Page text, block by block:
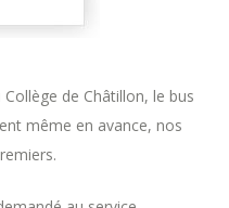
de Châtillon, le bus
même en avance, nos